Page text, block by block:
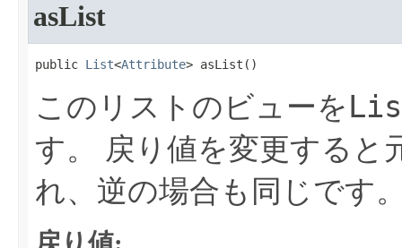
asList
public List<Attribute> asList​()
このリストのビューを
す。
戻り値を変更すると
れ、逆の場合も同じです